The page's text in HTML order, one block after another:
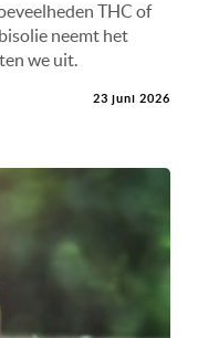
THC of
neemt het
we uit.
23 juni 2026